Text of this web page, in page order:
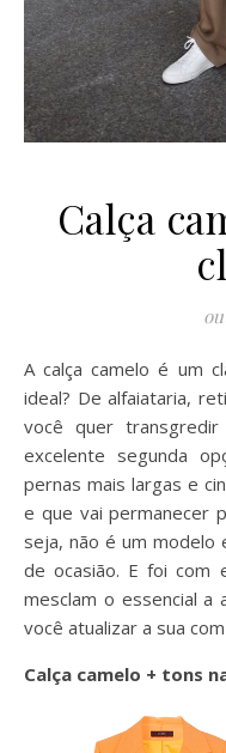
Calça
A calça camelo é um clássico contemporâneo. O modelo
ideal? De alfaiataria,
você quer
excelente segunda
pernas mais largas e
e que vai permanecer
seja, não é um
de ocasião. E foi com
mesclam o essencial a
você atualizar a sua
Calça camelo + tons